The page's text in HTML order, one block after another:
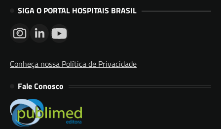
SIGA O PORTAL HOSPITAIS BRASIL
Conheça nossa Política de Privacidade
Fale Conosco